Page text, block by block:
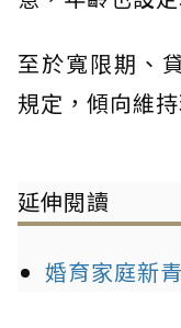
至於寬限期、
規定，傾向維持
延伸閱讀
婚育家庭新